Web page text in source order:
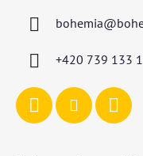
bohemia@
+420 739 133